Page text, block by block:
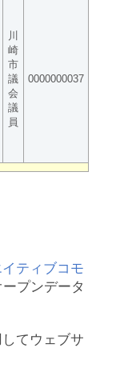
川
崎
市
議
会
議
員
0000000037
ティブコモ
プンデータ
てウェブサ